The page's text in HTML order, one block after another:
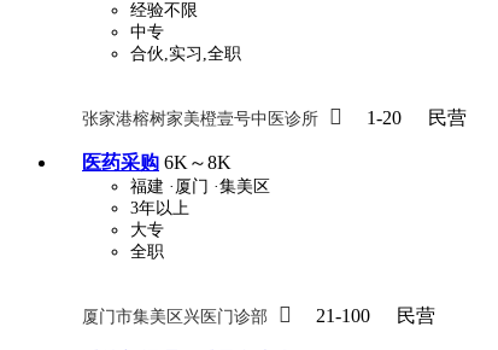
经验不限
中专
合伙,实习,全职
张家港榕树家美橙壹号中医诊所  1-20
民营
医药采购 6K～8K
福建 ·厦门 ·集美区
3年以上
大专
全职
厦门市集美区兴医门诊部  21-100
民营